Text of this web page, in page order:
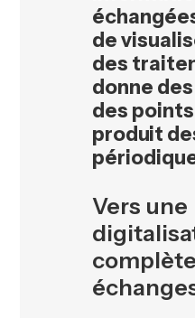
de
des
donne
des
produit
Vers une